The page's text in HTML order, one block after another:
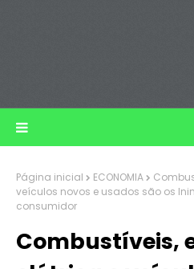
Página inicial ECONOMIA
veículos novos e usados são os
consumidor
Combustíveis,